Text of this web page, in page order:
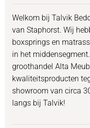
Welkom bij Talvik
van Staphorst. Wij
boxsprings en
in het
groothandel Alta
kwaliteitsproducten
showroom van circa
langs bij Talvik!